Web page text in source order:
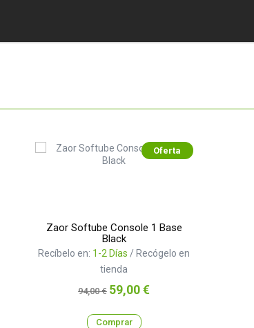
Oferta
Zaor Softube Console 1 Base
Black
Recíbelo en: 1-2 Días / Recógelo en
tienda
Precio
base
94,00 € Precio
59,00 €
Comprar